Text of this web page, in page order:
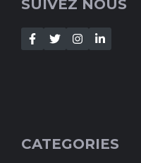
SUIVEZ NOUS
CATEGORIES